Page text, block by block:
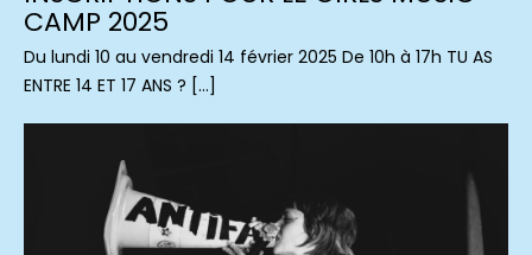
CAMP 2025
Du lundi 10 au vendredi 14 février 2025 De 10h à 17h TU AS
ENTRE 14 ET 17 ANS ? […]